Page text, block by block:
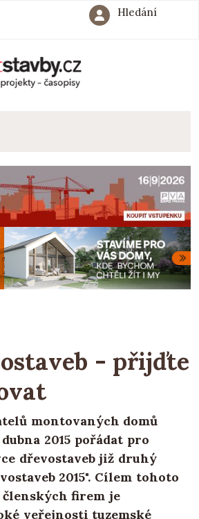
Hledání
- přijďte
montovaných domů
dubna 2015 pořádat pro
dřevostaveb již druhý
2015". Cílem tohoto
firem je
veřejnosti tuzemské